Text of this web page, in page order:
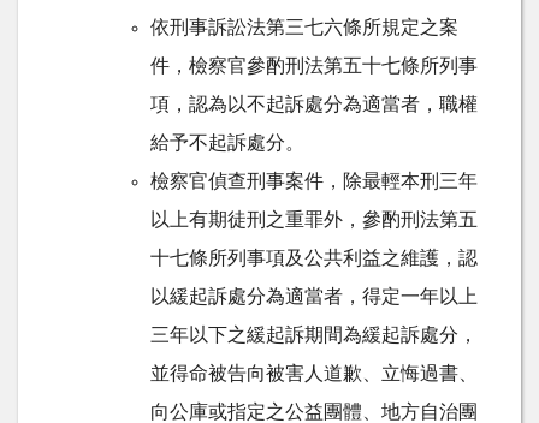
依刑事訴訟法第三七六條所規定之案
件，檢察官參酌刑法第五十七條所列事
項，認為以不起訴處分為適當者，職權
給予不起訴處分。
檢察官偵查刑事案件，除最輕本刑三年
以上有期徒刑之重罪外，參酌刑法第五
十七條所列事項及公共利益之維護，認
以緩起訴處分為適當者，得定一年以上
三年以下之緩起訴期間為緩起訴處分，
並得命被告向被害人道歉、立悔過書、
向公庫或指定之公益團體、地方自治團